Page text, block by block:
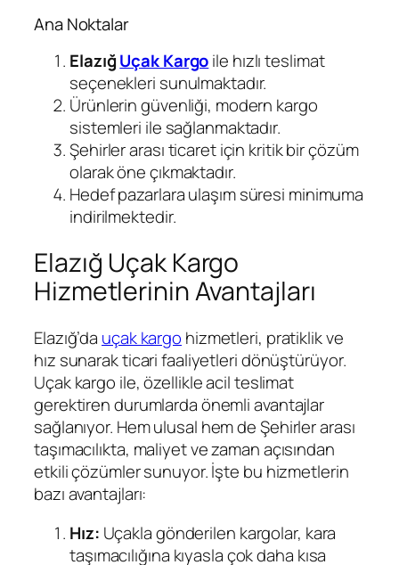
Ana Noktalar
ElazığUçak Kargoile hızlı teslimat
seçenekleri sunulmaktadır.
Ürünlerin güvenliği, modern kargo
sistemleri ile sağlanmaktadır.
Şehirler arası ticaret için kritik bir çözüm
olarak öne çıkmaktadır.
Hedef pazarlara ulaşım süresi minimuma
indirilmektedir.
Elazığ Uçak Kargo
Hizmetlerinin Avantajları
Elazığ’da uçak kargo hizmetleri, pratiklik ve
hız sunarak ticari faaliyetleri dönüştürüyor.
Uçak kargo ile, özellikle acil teslimat
gerektiren durumlarda önemli avantajlar
sağlanıyor. Hem ulusal hem de Şehirler arası
taşımacılıkta, maliyet ve zaman açısından
etkili çözümler sunuyor. İşte bu hizmetlerin
bazı avantajları:
Hız: Uçakla gönderilen kargolar, kara
taşımacılığına kıyasla çok daha kısa